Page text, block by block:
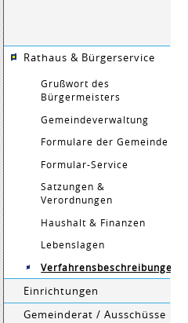
Rathaus & Bürgerservice
Grußwort des
Bürgermeisters
Gemeindeverwaltung
Formulare der Gemeinde
Formular-Service
Satzungen &
Verordnungen
Haushalt & Finanzen
Lebenslagen
Verfahrensbeschreibungen
Einrichtungen
Gemeinderat / Ausschüsse